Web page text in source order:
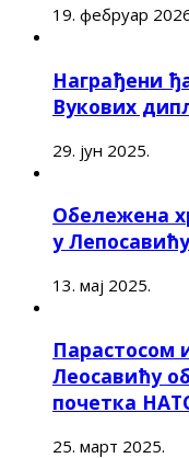
19. фебруар
Награђени
Вукових
29. јун 2025.
Обележена
у Лепосавићу
13. мај 2025.
Парастосом
Леосавићу
почетка
25. март 2025.